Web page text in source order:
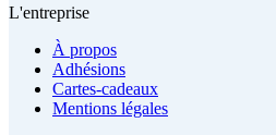
L'entreprise
À propos
Adhésions
Cartes-cadeaux
Mentions légales